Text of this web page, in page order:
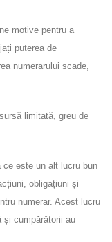
motive pentru a
puterea de
numerarului scade,
limitată, greu de
este un alt lucru bun
obligațiuni și
numerar. Acest lucru
și cumpărătorii au